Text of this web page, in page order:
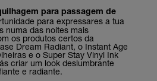
para passagem de
para expressares a tua
numa das noites mais
os produtos certos da
Dream Radiant, o Instant Age
e o Super Stay Vinyl Ink
criar um look deslumbrante
e radiante.